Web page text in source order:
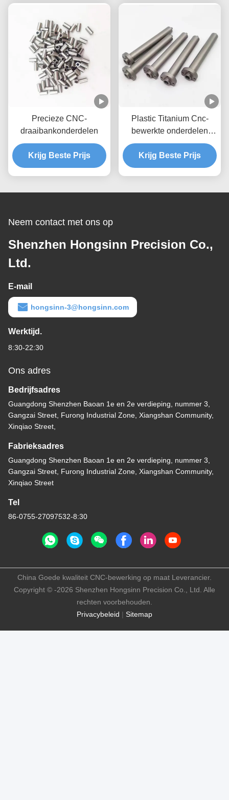
Precieze CNC-
draaibankonderdelen
Krijg Beste Prijs
Plastic Titanium Cnc-
bewerkte onderdelen
Producten
Krijg Beste Prijs
Neem contact met ons op
Shenzhen Hongsinn Precision Co.,
Ltd.
E-mail
hongsinn-3@hongsinn.com
Werktijd.
8:30-22:30
Ons adres
Bedrijfsadres
Guangdong Shenzhen Baoan 1e en 2e verdieping, nummer 3,
Gangzai Street, Furong Industrial Zone, Xiangshan Community,
Xinqiao Street,
Fabrieksadres
Guangdong Shenzhen Baoan 1e en 2e verdieping, nummer 3,
Gangzai Street, Furong Industrial Zone, Xiangshan Community,
Xinqiao Street
Tel
86-0755-27097532-8:30
Privacybeleid | Sitemap
China Goede kwaliteit CNC-bewerking op maat Leverancier.
Copyright © -2026 Shenzhen Hongsinn Precision Co., Ltd. Alle
rechten voorbehouden.